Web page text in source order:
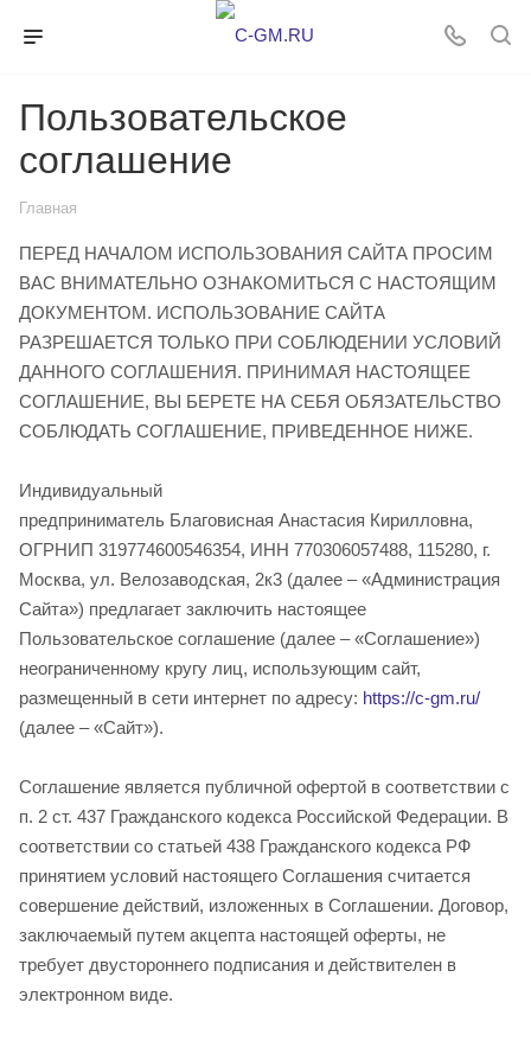
Пользовательское
соглашение
Главная
ПЕРЕД НАЧАЛОМ ИСПОЛЬЗОВАНИЯ САЙТА ПРОСИМ
ВАС ВНИМАТЕЛЬНО ОЗНАКОМИТЬСЯ С НАСТОЯЩИМ
ДОКУМЕНТОМ. ИСПОЛЬЗОВАНИЕ САЙТА
РАЗРЕШАЕТСЯ ТОЛЬКО ПРИ СОБЛЮДЕНИИ УСЛОВИЙ
ДАННОГО СОГЛАШЕНИЯ. ПРИНИМАЯ НАСТОЯЩЕЕ
СОГЛАШЕНИЕ, ВЫ БЕРЕТЕ НА СЕБЯ ОБЯЗАТЕЛЬСТВО
СОБЛЮДАТЬ СОГЛАШЕНИЕ, ПРИВЕДЕННОЕ НИЖЕ.
Индивидуальный
предприниматель Благовисная Анастасия Кирилловна,
ОГРНИП 319774600546354, ИНН 770306057488, 115280, г.
Москва, ул. Велозаводская, 2к3 (далее – «Администрация
Сайта») предлагает заключить настоящее
Пользовательское соглашение (далее – «Соглашение»)
неограниченному кругу лиц, использующим сайт,
размещенный в сети интернет по адресу: https://c-gm.ru/
(далее – «Сайт»).
Соглашение является публичной офертой в соответствии с
п. 2 ст. 437 Гражданского кодекса Российской Федерации. В
соответствии со статьей 438 Гражданского кодекса РФ
принятием условий настоящего Соглашения считается
совершение действий, изложенных в Соглашении. Договор,
заключаемый путем акцепта настоящей оферты, не
требует двустороннего подписания и действителен в
электронном виде.